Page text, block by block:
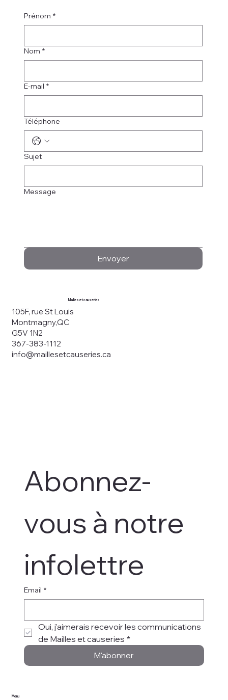
Mailles et causeries
105F, rue St Louis
Montmagny,QC
G5V 1N2
367-383-1112
info@maillesetcauseries.ca
Abonnez-
vous à notre
infolettre
Email *
Oui, j'aimerais recevoir les communications
de Mailles et causeries *
M'abonner
Menu
Prénom *
Nom *
E-mail *
Téléphone
Sujet
Message
Envoyer